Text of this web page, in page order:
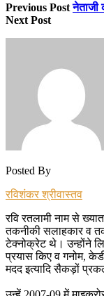
Previous Post नेताजी
Next Post
Posted By
रविशंकर श्रीवास्तव
रवि रतलामी नाम से
तकनीकी सलाहकार व
टेक्नोक्रेट थे। उन्होंने
प्रयास किए व गनोम,
मदद इत्यादि सैकड़ों